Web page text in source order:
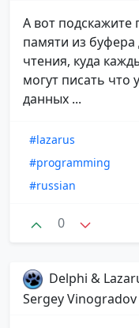
А вот
памяти из буфера
чтения, куда
могут писать что
данных ...
#lazarus
#programming
#russian
0
Delphi &
Sergey Vinogradov